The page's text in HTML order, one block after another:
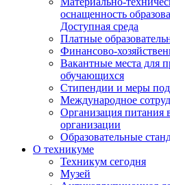
оснащенность
Доступная среда
Платные
Финансово-
Вакантные места для
обучающихся
Стипендии и меры
Международное
Организация питания
организации
Образовательные
О техникуме
Техникум сегодня
Музей